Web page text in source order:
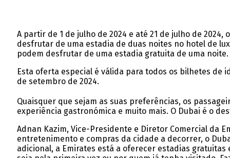
A partir de 1 de julho de 2024 e até 21 de julho de
desfrutar de uma estadia de duas noites no hotel de
podem desfrutar de uma estadia gratuita de uma noite.
Esta oferta especial é válida para todos os bilhetes de
de setembro de 2024.
Quaisquer que sejam as suas preferências, os
experiência gastronómica e muito mais. O Dubai é o
Adnan Kazim, Vice-Presidente e Diretor Comercial da
entretenimento e compras da cidade a decorrer, o
adicional, a Emirates está a oferecer estadias